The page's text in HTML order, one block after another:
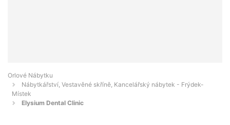
Orlové Nábytku
Nábytkářství, Vestavěné skříně, Kancelářský nábytek - Frýdek-
Místek
Elysium Dental Clinic